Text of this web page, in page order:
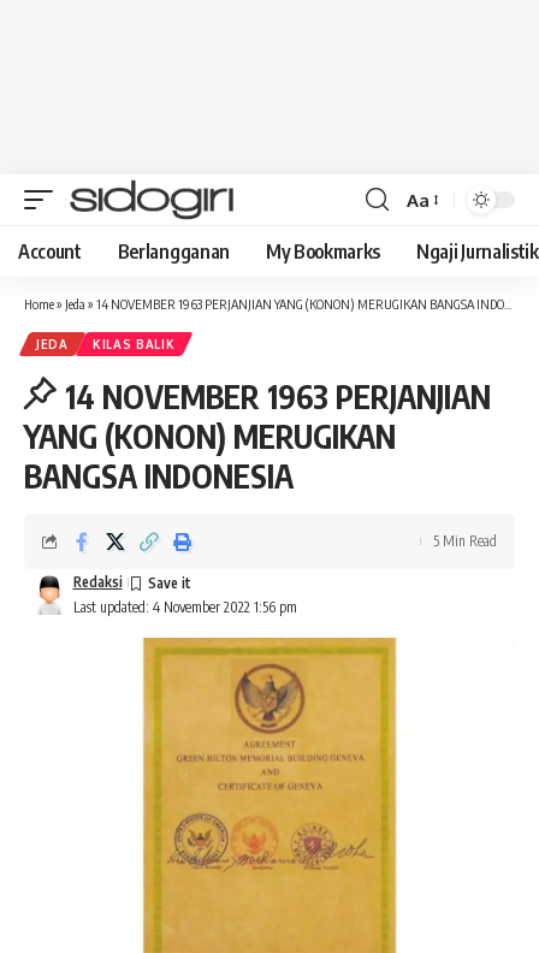
Font
Resizer
Aa
Account Berlangganan My Bookmarks Ngaji Jurnalistik
Home» Jeda » 14 NOVEMBER 1963 PERJANJIAN YANG (KONON) MERUGIKAN BANGSA INDONESIA
JEDA KILAS BALIK
14 NOVEMBER 1963 PERJANJIAN
YANG (KONON) MERUGIKAN
BANGSA INDONESIA
Last updated: 4 November 2022 1:56 pm
Redaksi
5 Min Read